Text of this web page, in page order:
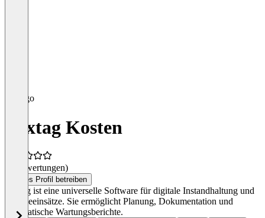
Foxtag Kosten
(0 Bewertungen)
Dieses Profil betreiben
Foxtag ist eine universelle Software für digitale Instandhaltung und
Serviceeinsätze. Sie ermöglicht Planung, Dokumentation und
automatische Wartungsberichte.